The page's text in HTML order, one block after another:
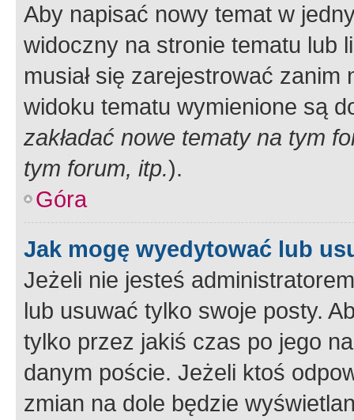
Aby napisać nowy temat w
widoczny na stronie tematu lub
musiał się zarejestrować
widoku tematu wymienione są
zakładać nowe tematy na tym
tym forum, itp.).
Góra
Jak mogę wyedytować lub
Jeżeli nie jesteś
lub usuwać tylko swoje posty.
tylko przez jakiś czas po jego
danym poście. Jeżeli ktoś
zmian na dole będzie